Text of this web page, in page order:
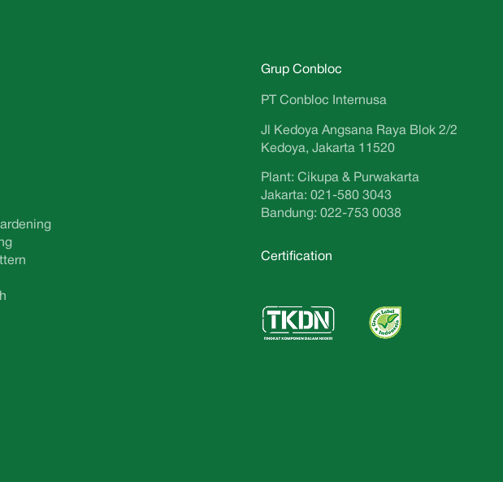
Grup Conbloc
PT Conbloc Internusa
Jl Kedoya Angsana Raya Blok 2/2
Kedoya, Jakarta 11520
Plant: Cikupa & Purwakarta
Jakarta: 021-580 3043
Bandung: 022-753 0038
Certification